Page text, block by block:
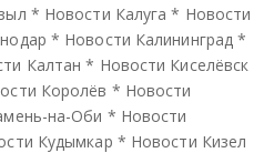
* Новости Калуга * Новости
* Новости Калининград *
Калтан * Новости Киселёвск
Королёв * Новости
на-Оби * Новости
Кудымкар * Новости Кизел